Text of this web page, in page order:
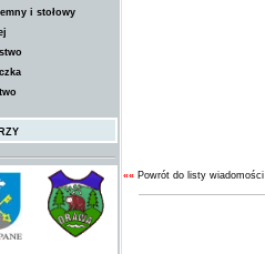
i stołowy
«« Powrót do listy wiadomości